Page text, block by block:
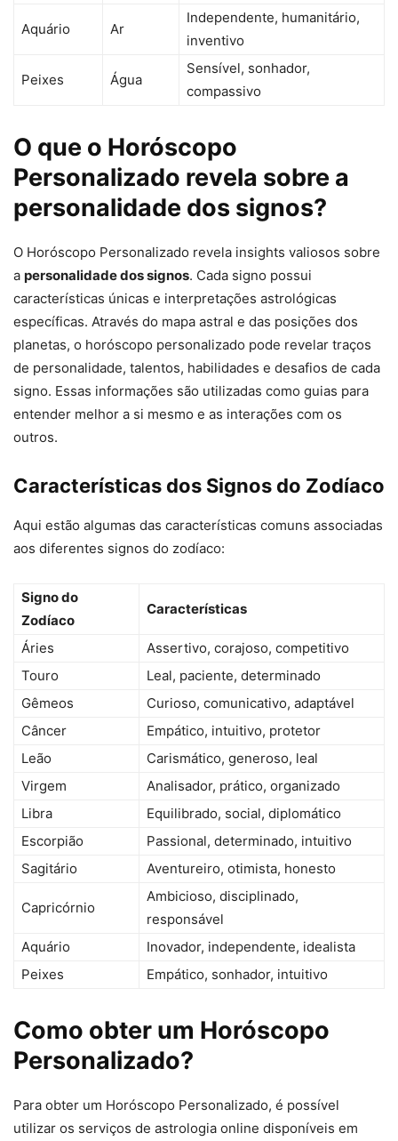
Aquário Ar
Independente, humanitário,
inventivo
Peixes Água
Sensível, sonhador,
compassivo
O que o Horóscopo
Personalizado revela sobre a
personalidade dos signos?
O Horóscopo Personalizado revela insights valiosos sobre
a personalidade dos signos. Cada signo possui
características únicas e interpretações astrológicas
específicas. Através do mapa astral e das posições dos
planetas, o horóscopo personalizado pode revelar traços
de personalidade, talentos, habilidades e desafios de cada
signo. Essas informações são utilizadas como guias para
entender melhor a si mesmo e as interações com os
outros.
Características dos Signos do Zodíaco
Aqui estão algumas das características comuns associadas
aos diferentes signos do zodíaco:
Signo do
Zodíaco
Características
Áries
Assertivo, corajoso, competitivo
Touro
Leal, paciente, determinado
Gêmeos
Curioso, comunicativo, adaptável
Câncer
Empático, intuitivo, protetor
Leão
Carismático, generoso, leal
Virgem
Analisador, prático, organizado
Libra
Equilibrado, social, diplomático
Escorpião
Passional, determinado, intuitivo
Sagitário
Aventureiro, otimista, honesto
Capricórnio
Ambicioso, disciplinado,
responsável
Aquário
Inovador, independente, idealista
Peixes
Empático, sonhador, intuitivo
Como obter um Horóscopo
Personalizado?
Para obter um Horóscopo Personalizado, é possível
utilizar os serviços de astrologia online disponíveis em